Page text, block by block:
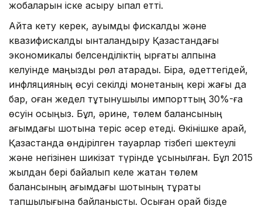
жобаларын іске асыру ықпал етті.
Айта кету керек, ауқымды фискалдық және
квазифискалдық ынталандыру Қазақстандағы
экономикалық белсенділіктің ырғақты қалпына
келуінде маңызды рөл атқарады. Бірақ, әдеттегідей,
инфляцияның өсуі секілді монетаның кері жағы да
бар, оған жедел тұтынушылық импорттың 30%-ға
өсуін қосыңыз. Бұл, әрине, төлем балансының
ағымдағы шотына теріс әсер етеді. Өкінішке қарай,
Қазақстанда өндірілген тауарлар тізбегі шектеулі
және негізінен шикізат түрінде ұсынылған. Бұл 2015
жылдан бері байқалып келе жатқан төлем
балансының ағымдағы шотының тұрақты
тапшылығына байланысты. Осыған орай бізде